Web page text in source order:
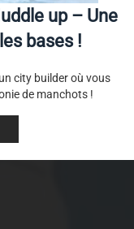
up – Une
bases !
city builder où vous
de manchots !